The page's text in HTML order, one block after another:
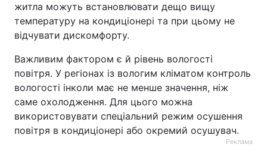
житла можуть встановлювати дещо вищу
температуру на кондиціонері та при цьому не
відчувати дискомфорту.
Важливим фактором є й рівень вологості
повітря. У регіонах із вологим кліматом контроль
вологості інколи має не менше значення, ніж
саме охолодження. Для цього можна
використовувати спеціальний режим осушення
повітря в кондиціонері або окремий осушувач.
Реклама